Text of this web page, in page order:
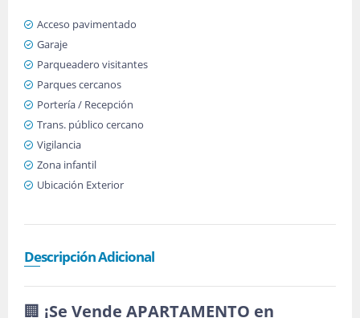
Acceso pavimentado
Garaje
Parqueadero visitantes
Parques cercanos
Portería / Recepción
Trans. público cercano
Vigilancia
Zona infantil
Ubicación Exterior
Descripción Adicional
🏢 ¡Se Vende APARTAMENTO en